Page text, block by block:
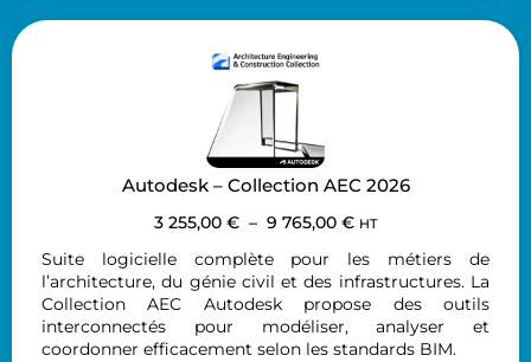
Autodesk – Collection AEC 2026
3 255,00 € – 9 765,00 € HT
Suite logicielle complète pour les métiers de
l’architecture, du génie civil et des infrastructures. La
Collection AEC Autodesk propose des outils
interconnectés pour modéliser, analyser et
coordonner efficacement selon les standards BIM.